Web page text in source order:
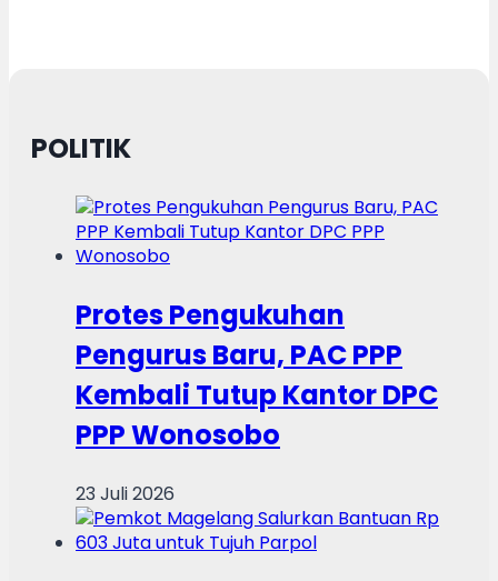
POLITIK
Protes Pengukuhan
Pengurus Baru, PAC PPP
Kembali Tutup Kantor DPC
PPP Wonosobo
23 Juli 2026